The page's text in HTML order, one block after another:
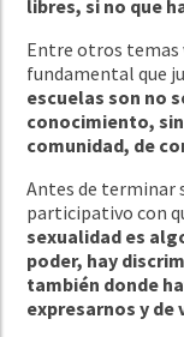
libres, si no que
Entre otros temas
fundamental que
escuelas son no
conocimiento,
comunidad, de
Antes de terminar
participativo con
sexualidad es
poder, hay
también donde
expresarnos y de